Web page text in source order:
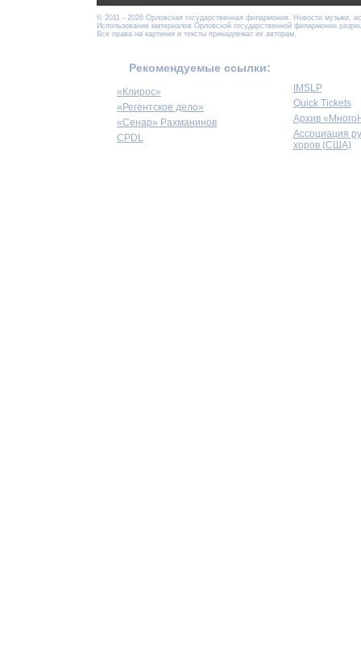
© 2011 - 2026 Орловская государственная филармония. Новости музыки,
Использование материалов Орловской государственной филармонии
Все права на картинки и тексты принадлежат их авторам.
Рекомендуемые ссылки:
«Клирос»
«Регентское дело»
«Сенар» Рахманинов
CPDL
IMSLP
Quick Tickets
Архив
Ассоциация
хоров (США)